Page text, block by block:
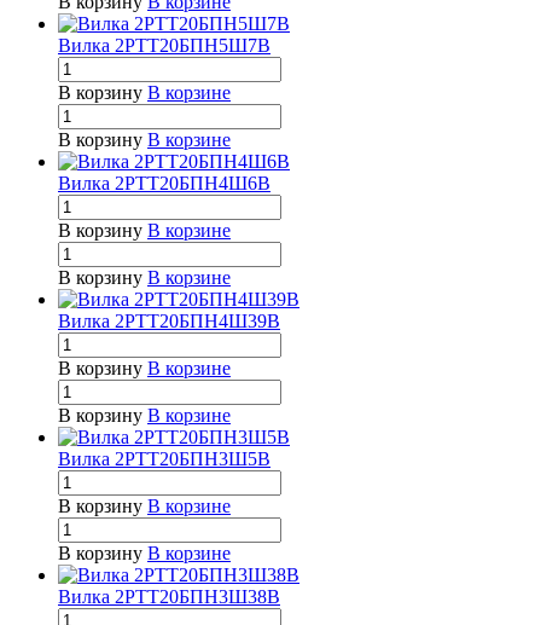
Вилка 2РТТ20БПН5Ш7В
В корзину В корзине
В корзину В корзине
Вилка 2РТТ20БПН4Ш6В
В корзину В корзине
В корзину В корзине
Вилка 2РТТ20БПН4Ш39В
В корзину В корзине
В корзину В корзине
Вилка 2РТТ20БПН3Ш5В
В корзину В корзине
В корзину В корзине
Вилка 2РТТ20БПН3Ш38В